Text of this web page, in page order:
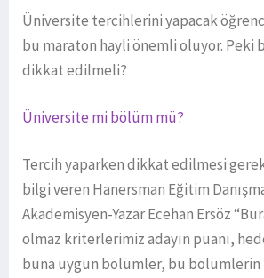
Üniversite tercihlerini yapacak
bu maraton hayli önemli oluyor. Peki
dikkat edilmeli?
Üniversite mi bölüm mü?
Tercih yaparken dikkat edilmesi
bilgi veren Hanersman Eğitim
Akademisyen-Yazar Ecehan Ersöz
olmaz kriterlerimiz adayın puanı,
buna uygun bölümler, bu bölümlerin